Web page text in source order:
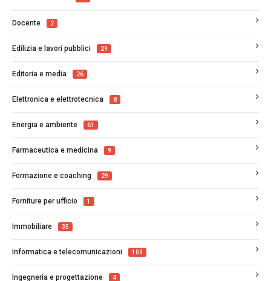
Docente 2
Edilizia e lavori pubblici 29
Editoria e media 26
Elettronica e elettrotecnica 8
Energia e ambiente 61
Farmaceutica e medicina 9
Formazione e coaching 29
Forniture per ufficio 1
Immobiliare 35
Informatica e telecomunicazioni 109
Ingegneria e progettazione 4